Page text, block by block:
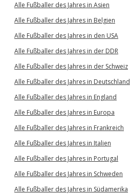
Alle Fußballer des Jahres in Asien
Alle Fußballer des Jahres in Belgien
Alle Fußballer des Jahres in den USA
Alle Fußballer des Jahres in der DDR
Alle Fußballer des Jahres in der Schweiz
Alle Fußballer des Jahres in Deutschland
Alle Fußballer des Jahres in England
Alle Fußballer des Jahres in Europa
Alle Fußballer des Jahres in Frankreich
Alle Fußballer des Jahres in Italien
Alle Fußballer des Jahres in Portugal
Alle Fußballer des Jahres in Schweden
Alle Fußballer des Jahres in Südamerika